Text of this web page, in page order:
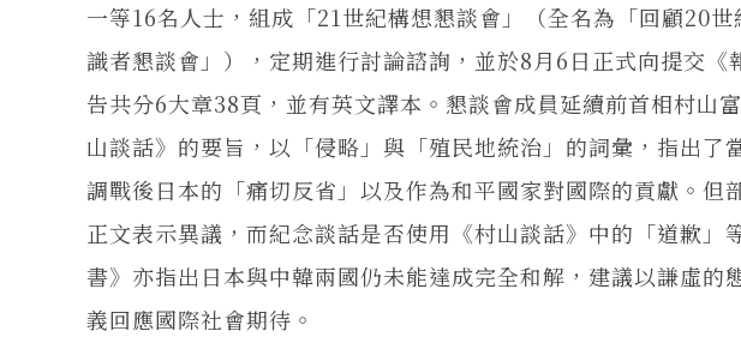
一等16名人士，組成「21世紀構想懇談會」（全名為「回顧20
識者懇談會」），定期進行討論諮詢，並於8月6日正式向提交
告共分6大章38頁，並有英文譯本。懇談會成員延續前首相村山
山談話》的要旨，以「侵略」與「殖民地統治」的詞彙，指出了
調戰後日本的「痛切反省」以及作為和平國家對國際的貢獻。
正文表示異議，而紀念談話是否使用《村山談話》中的「道歉」
書》亦指出日本與中韓兩國仍未能達成完全和解，建議以謙虛的
義回應國際社會期待。